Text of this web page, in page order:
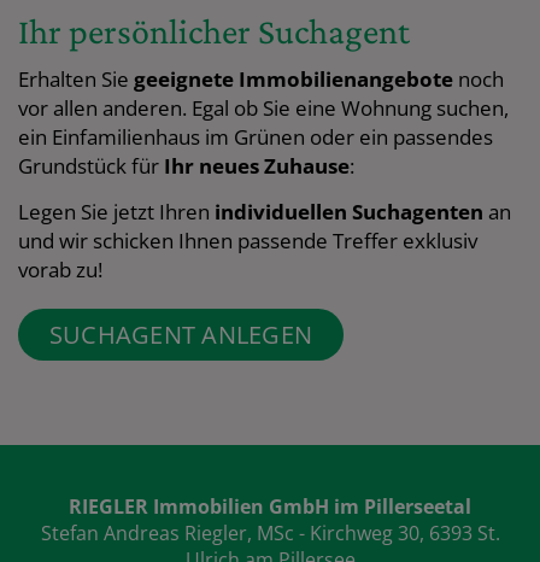
Ihr persönlicher Suchagent
Erhalten Sie geeignete Immobilienangebote noch
vor allen anderen. Egal ob Sie eine Wohnung suchen,
ein Einfamilienhaus im Grünen oder ein passendes
Grundstück für Ihr neues Zuhause:
Legen Sie jetzt Ihren individuellen Suchagenten an
und wir schicken Ihnen passende Treffer exklusiv
vorab zu!
SUCHAGENT ANLEGEN
RIEGLER Immobilien GmbH im Pillerseetal
Stefan Andreas Riegler, MSc - Kirchweg 30, 6393 St.